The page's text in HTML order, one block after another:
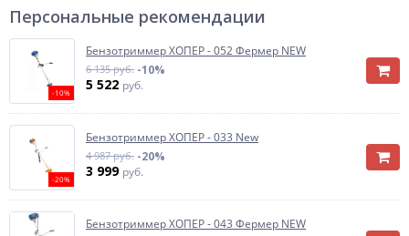
Персональные рекомендации
-10%
Бензотриммер ХОПЕР - 052 Фермер NEW
6 135 руб. -10%
5 522 руб.
-20%
Бензотриммер ХОПЕР - 033 New
4 987 руб. -20%
3 999 руб.
Бензотриммер ХОПЕР - 043 Фермер NEW